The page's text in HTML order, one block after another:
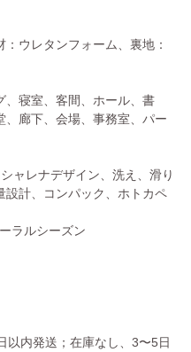
ウレタンフォーム、裏地：
、寝室、客間、ホール、書
、廊下、会場、事務室、パー
ャレナデザイン、洗え、滑り
設計、コンパック、ホトカペ
ラルシーズン
以内発送；在庫なし、3〜5日